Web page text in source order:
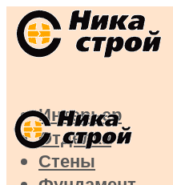
Интерьер
Отделка
Стены